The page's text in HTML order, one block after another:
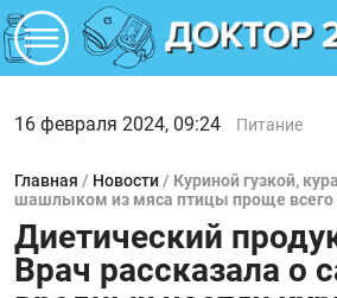
16 февраля 2024, 09:24 Питание
Главная / Новости / Куриной гузкой,
шашлыком из мяса птицы проще всего
Диетический
Врач рассказала о